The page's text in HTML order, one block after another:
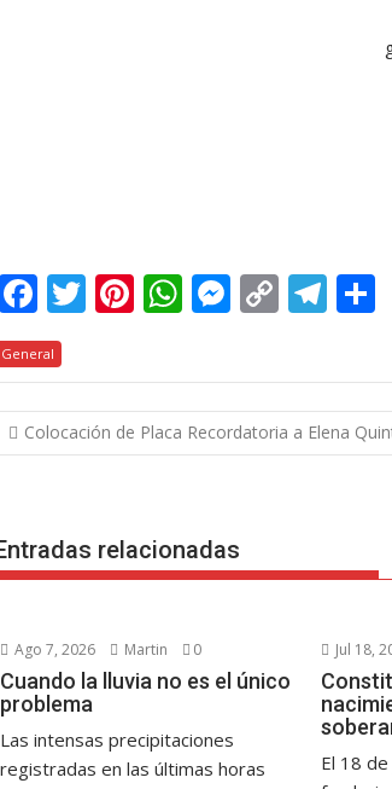
F
ac
e
b
o
T
itt
er
Pi
er
e
st
W
at
s
A
M
ss
e
n
C
p
y
Li
T
e
gr
a
General
Navegación
Colocación de Placa Recordatoria a Elena
relacionadas
Ago 7, 2026 Martin 0
Cuando la lluvia no es el único
problema
Las intensas precipitaciones
registradas en las últimas horas
Jul 18,
El 18